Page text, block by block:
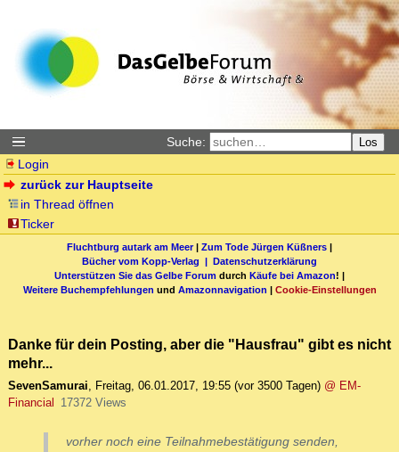
Suche: Los
Login
zurück zur Hauptseite
in Thread öffnen
Ticker
Fluchtburg autark am Meer| Zum Tode Jürgen Küßners |
Bücher vom Kopp-Verlag | Datenschutzerklärung
Unterstützen Sie das Gelbe Forum durch Käufe bei Amazon! |
Weitere Buchempfehlungen und Amazonnavigation | Cookie-Einstellungen
Danke für dein Posting, aber die "Hausfrau" gibt es nicht
mehr...
SevenSamurai, Freitag, 06.01.2017, 19:55 (vor 3500 Tagen) @ EM-
Financial
17372 Views
vorher noch eine Teilnahmebestätigung senden,